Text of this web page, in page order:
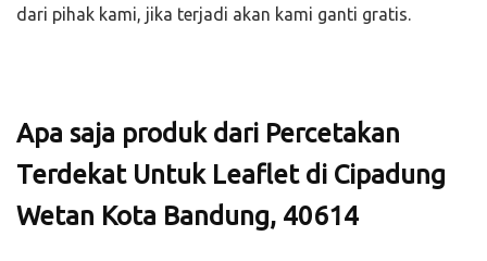
dari pihak kami, jika terjadi akan kami ganti gratis.
Apa saja produk dari Percetakan
Terdekat Untuk Leaflet di Cipadung
Wetan Kota Bandung, 40614